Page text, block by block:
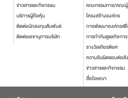
ข่าวสารและกิจกรรม
บริการผู้ถือหุ้น
ติดต่อนักลงทุนสัมพันธ์
ติดต่อเลขานุการบริษัท
คณะกรรมการ/คณะ
โครงสร้างองค์กร
การพัฒนาองค์กรเ
การกำกับดูแลกิจการ
รางวัลเกียรติยศ
ความรับผิดชอบต่อสั
ข่าวสารและกิจกรรม
สื่อโฆษณา